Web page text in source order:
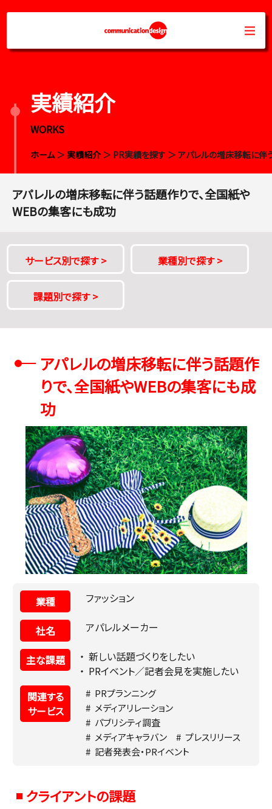
実績紹介
WORKS
ホーム＞ 実績紹介 ＞ PR実績を探す ＞ アパレルの増床移転に伴
アパレルの増床移転に伴う話題作りで、全国紙や
WEBの集客にも成功
サービス別で探す> 業種別で探す>
課題別で探す>
アパレルの増床移転に伴う話題作
りで、全国紙やWEBの集客にも成
功
業種 ファッション
社名 アパレルメーカー
主な課題
新しい話題づくりをしたい
PRイベント／記者会見を実施したい
関連する
サービス
PRプランニング
メディアリレーション
パブリシティ調査
メディアキャラバン
プレスリリース
記者発表会・PRイベント
クライアントの課題